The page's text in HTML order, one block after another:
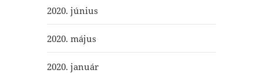
2020. június
2020. május
2020. január